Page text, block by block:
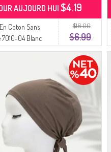
$16.00
$6.99
Coton Sans
7010-04 Blanc
AUJOURD HUI $4.19